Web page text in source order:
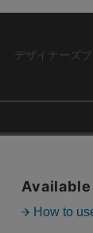
デザイナーズ
ショップリ
お買い取り